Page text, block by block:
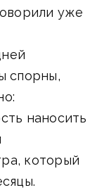
уже
спорны,
наносить
который